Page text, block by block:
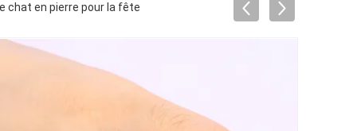
chat en pierre pour la fête